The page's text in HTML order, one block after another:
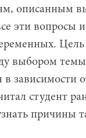
описанным
эти вопросы
Цель
выбором
в зависимости
студент
причины